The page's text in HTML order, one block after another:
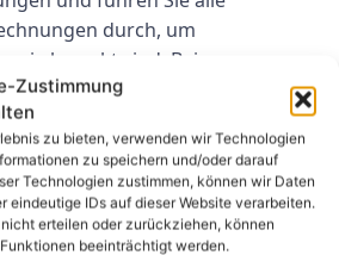
Zustimmung
zu bieten, verwenden wir Technologien
zu speichern und/oder darauf
Technologien zustimmen, können wir Daten
eindeutige IDs auf dieser Website verarbeiten.
erteilen oder zurückziehen, können
beeinträchtigt werden.
durch, um
sie korrekt sind. Bei
Unsicherheiten wiederholen
um sicherzustellen, dass die
sind.